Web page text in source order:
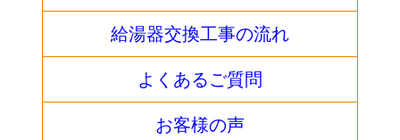
給湯器交換工事の流れ
よくあるご質問
お客様の声